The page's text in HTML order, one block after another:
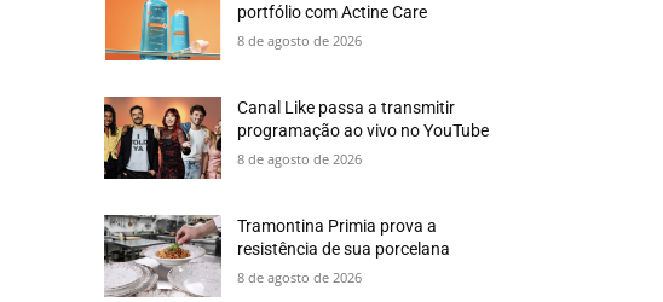
portfólio com Actine Care
8 de agosto de 2026
Canal Like passa a transmitir
programação ao vivo no YouTube
8 de agosto de 2026
Tramontina Primia prova a
resistência de sua porcelana
8 de agosto de 2026